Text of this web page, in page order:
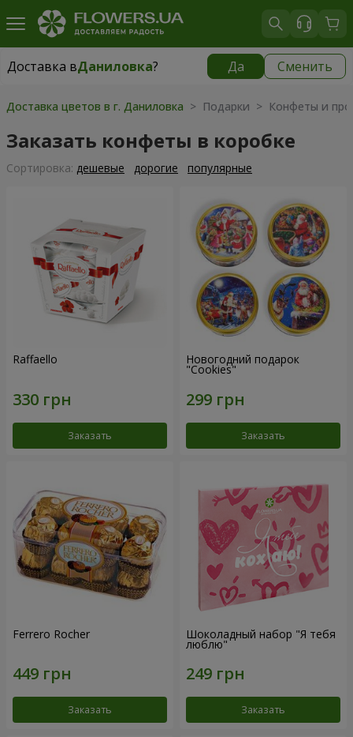
Доставка вДаниловка? Да Сменить
Доставка вДаниловка|
Доставка цветов в г. Даниловка > Подарки > Конфеты и
Заказать конфеты в коробке
Cортировка: дешевые дорогие популярные
Raffaello
Заказать
Новогодний подарок
"Cookies"
Заказать
Ferrero Rocher
Заказать
Шоколадный набор "Я тебя
люблю"
Заказать